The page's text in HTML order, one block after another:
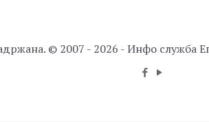
© 2007 - 2026 - Инфо служба